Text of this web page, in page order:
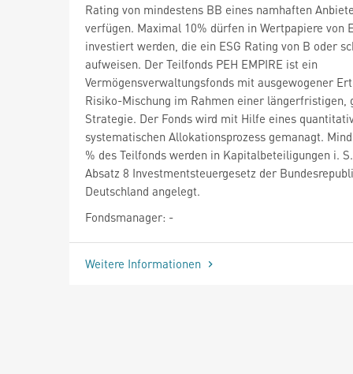
Rating von mindestens BB eines namhaften
verfügen. Maximal 10% dürfen in Wertpapiere von
investiert werden, die ein ESG Rating von B oder
aufweisen. Der Teilfonds PEH EMPIRE ist ein
Vermögensverwaltungsfonds mit ausgewogener
Risiko-Mischung im Rahmen einer längerfristigen,
Strategie. Der Fonds wird mit Hilfe eines
systematischen Allokationsprozess gemanagt.
% des Teilfonds werden in Kapitalbeteiligungen i.
Absatz 8 Investmentsteuergesetz der
Deutschland angelegt.
Fondsmanager: -
Weitere Informationen